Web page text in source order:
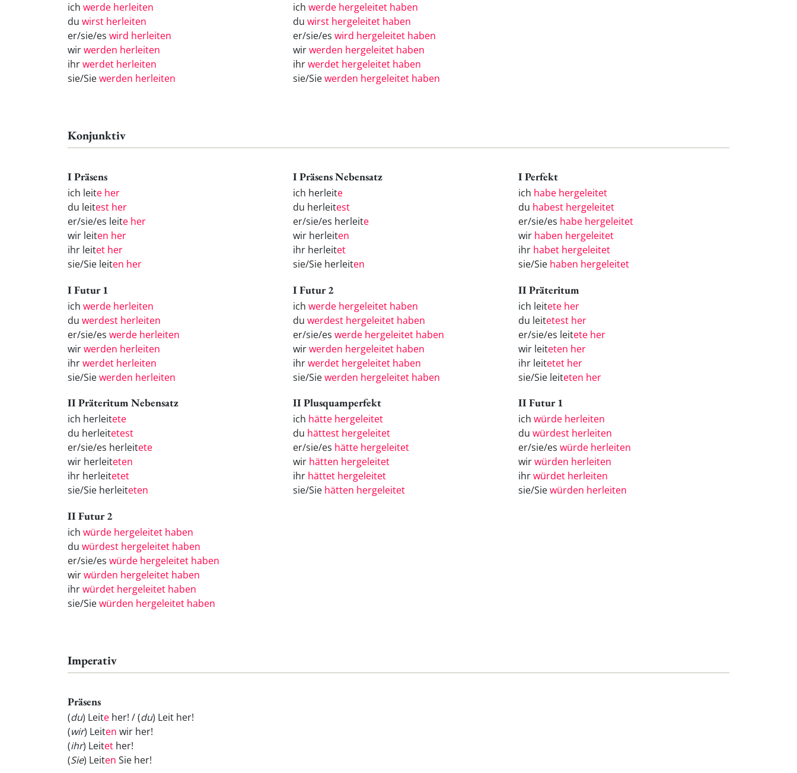
ich werde herleiten
du wirst herleiten
er/sie/es wird herleiten
wirwerden herleiten
ihrwerdet herleiten
sie/Siewerden herleiten
ich werde hergeleitet haben
du wirst hergeleitet haben
er/sie/es wird hergeleitet haben
wirwerden hergeleitet haben
ihrwerdet hergeleitet haben
sie/Siewerden hergeleitet haben
Konjunktiv
I Präsens
ich leite her
du leitest her
er/sie/es leite her
wir leiten her
ihr leitet her
sie/Sie leiten her
I Präsens Nebensatz
ich herleite
du herleitest
er/sie/es herleite
wir herleiten
ihr herleitet
sie/Sie herleiten
I Perfekt
ich habe hergeleitet
du habest hergeleitet
er/sie/es habe hergeleitet
wir haben hergeleitet
ihr habet hergeleitet
sie/Sie haben hergeleitet
I Futur 1
ich werde herleiten
du werdest herleiten
er/sie/es werde herleiten
wirwerden herleiten
ihrwerdet herleiten
sie/Siewerden herleiten
I Futur 2
ich werde hergeleitet haben
du werdest hergeleitet haben
er/sie/es werde hergeleitet haben
wirwerden hergeleitet haben
ihrwerdet hergeleitet haben
sie/Siewerden hergeleitet haben
II Präteritum
ich leitete her
du leitetest her
er/sie/es leitete her
wir leiteten her
ihr leitetet her
sie/Sie leiteten her
II Präteritum Nebensatz
ich herleitete
du herleitetest
er/sie/es herleitete
wir herleiteten
ihr herleitetet
sie/Sie herleiteten
II Plusquamperfekt
ich hätte hergeleitet
du hättest hergeleitet
er/sie/es hätte hergeleitet
wir hätten hergeleitet
ihr hättet hergeleitet
sie/Sie hätten hergeleitet
II Futur 1
ich würde herleiten
du würdest herleiten
er/sie/es würde herleiten
wirwürden herleiten
ihrwürdet herleiten
sie/Siewürden herleiten
II Futur 2
ich würde hergeleitet haben
du würdest hergeleitet haben
er/sie/es würde hergeleitet haben
wirwürden hergeleitet haben
ihrwürdet hergeleitet haben
sie/Siewürden hergeleitet haben
Imperativ
Präsens
(du) Leite her! / (du) Leit her!
(wir) Leiten wir her!
(ihr) Leitet her!
(Sie) Leiten Sie her!